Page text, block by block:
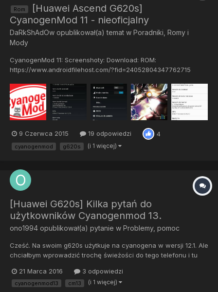
Rom
[Huawei Ascend G620s]
CyanogenMod 11 - nieoficjalny
DaRkShAdOw opublikował(a) temat w Poradniki, Romy i
Mody
CyanogenMod 11: Screenshoty: Download: ROM:
https://www.androidfilehost.com/?fid=24052804347762715
recovery Zrób Wipe data/factory reset oraz Wipe cache
partition Flash ROMu Flash Gapps'ów Powtórz punkt nr. 2
RebootŹródło: http://actua...
9 Czerwca 2015 19 odpowiedzi 4
cyanogenmod g620s (i 1 więcej)
[Huawei G620s] Kilka pytań do
użytkowników Cyanogenmod 13.
ono1994 opublikował(a) pytanie w Problemy, pomoc
Cześć. Na swoim g620s użytkuje na cyanogena w wersji 12.1. Ale
chciałbym wprowadzić trochę świeżości do tego telefonu i tu
widać dużo nie dociągnięć? Jak to jest z instalacją aplikacji na
karcie pamięci? Czy warto przejść z 12.1 na 13? Pozdra...
21 Marca 2016 3 odpowiedzi
cyanogenmod13 cm13 (i 1 więcej)